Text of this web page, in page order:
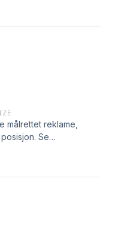
målrettet reklame,
Se
og dine valg om